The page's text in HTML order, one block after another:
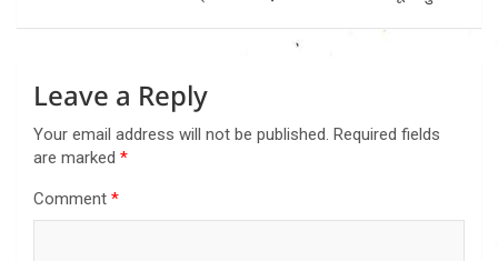
Leave a Reply
Your email address will not be published. Required fields
are marked *
Comment *